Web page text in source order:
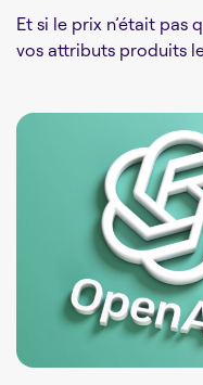
Et si le prix n’était pas
vos attributs produits